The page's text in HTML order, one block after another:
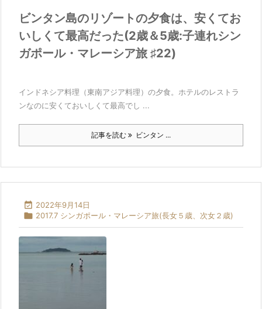
ビンタン島のリゾートの夕食は、安くてお
いしくて最高だった(2歳＆5歳:子連れシン
ガポール・マレーシア旅 ♯22)
インドネシア料理（東南アジア料理）の夕食。ホテルのレストラ
ンなのに安くておいしくて最高でし ...
記事を読む ビンタン ...
 2022年9月14日
 2017.7 シンガポール・マレーシア旅(長女５歳、次女２歳)